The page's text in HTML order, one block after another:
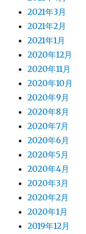
2021年3月
2021年2月
2021年1月
2020年12月
2020年11月
2020年10月
2020年9月
2020年8月
2020年7月
2020年6月
2020年5月
2020年4月
2020年3月
2020年2月
2020年1月
2019年12月